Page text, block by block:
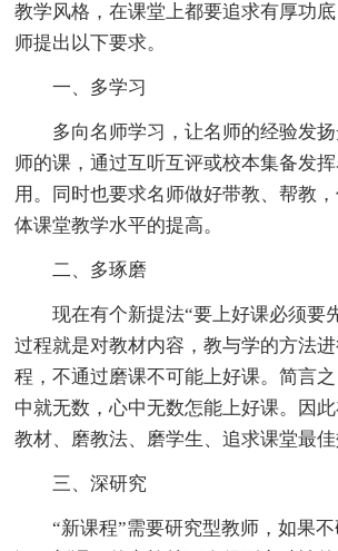
教学风格，在课堂上都要追求有厚功
师提出以下要求。
一、多学习
多向名师学习，让名师的经验发
师的课，通过互听互评或校本集备发
用。同时也要求名师做好带教、帮教
体课堂教学水平的提高。
二、多琢磨
现在有个新提法“要上好课必须要
过程就是对教材内容，教与学的方法
程，不通过磨课不可能上好课。简言
中就无数，心中无数怎能上好课。因
教材、磨教法、磨学生、追求课堂最佳
三、深研究
“新课程”需要研究型教师，如果